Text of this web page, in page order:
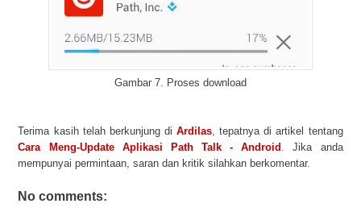
Gambar 7. Proses download
Terima kasih telah berkunjung diArdilas, tepatnya di artikel tentang
Cara Meng-Update Aplikasi Path Talk - Android . Jika anda
mempunyai permintaan, saran dan kritik silahkan berkomentar.
No comments: